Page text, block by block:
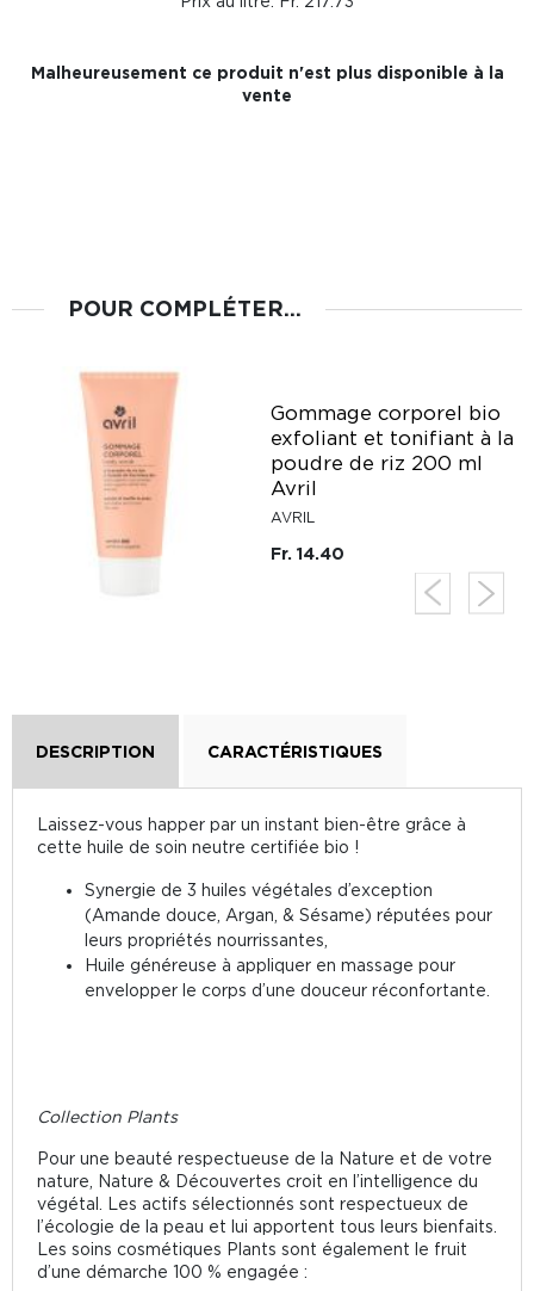
Malheureusement ce produit n'est plus disponible à la
vente
POUR COMPLÉTER...
Gommage corporel bio
exfoliant et tonifiant à la
poudre de riz 200 ml
Avril
AVRIL
Fr. 14.40
DESCRIPTION CARACTÉRISTIQUES
Laissez-vous happer par un instant bien-être grâce à
cette huile de soin neutre certifiée bio !
Synergie de 3 huiles végétales d’exception
(Amande douce, Argan, & Sésame) réputées pour
leurs propriétés nourrissantes,
Huile généreuse à appliquer en massage pour
envelopper le corps d’une douceur réconfortante.
Collection Plants
Pour une beauté respectueuse de la Nature et de votre
nature, Nature & Découvertes croit en l’intelligence du
végétal. Les actifs sélectionnés sont respectueux de
l’écologie de la peau et lui apportent tous leurs bienfaits.
Les soins cosmétiques Plants sont également le fruit
d’une démarche 100 % engagée :